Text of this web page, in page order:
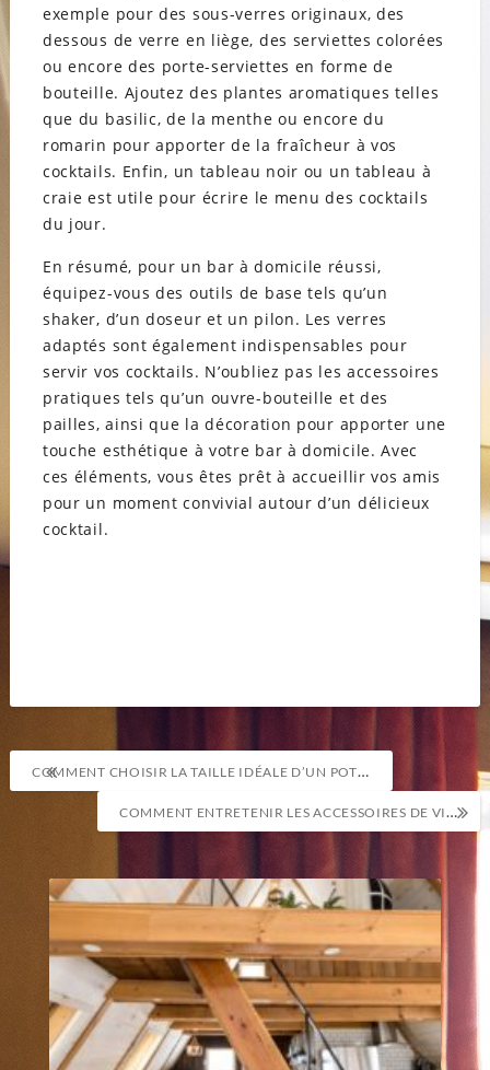
exemple pour des sous-verres originaux, des
dessous de verre en liège, des serviettes colorées
ou encore des porte-serviettes en forme de
bouteille. Ajoutez des plantes aromatiques telles
que du basilic, de la menthe ou encore du
romarin pour apporter de la fraîcheur à vos
cocktails. Enfin, un tableau noir ou un tableau à
craie est utile pour écrire le menu des cocktails
du jour.
En résumé, pour un bar à domicile réussi,
équipez-vous des outils de base tels qu’un
shaker, d’un doseur et un pilon. Les verres
adaptés sont également indispensables pour
servir vos cocktails. N’oubliez pas les accessoires
pratiques tels qu’un ouvre-bouteille et des
pailles, ainsi que la décoration pour apporter une
touche esthétique à votre bar à domicile. Avec
ces éléments, vous êtes prêt à accueillir vos amis
pour un moment convivial autour d’un délicieux
cocktail.
Navigation
de
l’article
COMMENT CHOISIR LA TAILLE IDÉALE D’UN POT DE FLEUR ?
COMMENT ENTRETENIR LES ACCESSOIRES DE VIN ET DE COCKTAIL ?